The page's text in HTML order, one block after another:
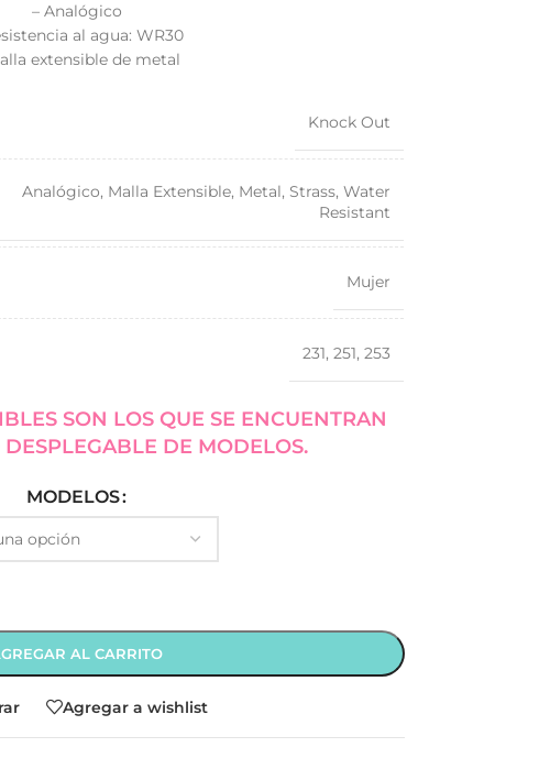
– Analógico
al agua: WR30
extensible de metal
Knock Out
Analógico, Malla Extensible, Metal, Strass, Water
Resistant
Mujer
231, 251, 253
SON LOS QUE SE ENCUENTRAN
DE MODELOS.
MODELOS
AL CARRITO
Agregar a wishlist